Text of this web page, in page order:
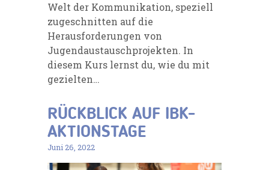
Welt der Kommunikation, speziell
zugeschnitten auf die
Herausforderungen von
Jugendaustauschprojekten. In
diesem Kurs lernst du, wie du mit
gezielten…
RÜCKBLICK AUF IBK-
AKTIONSTAGE
Juni 26, 2022